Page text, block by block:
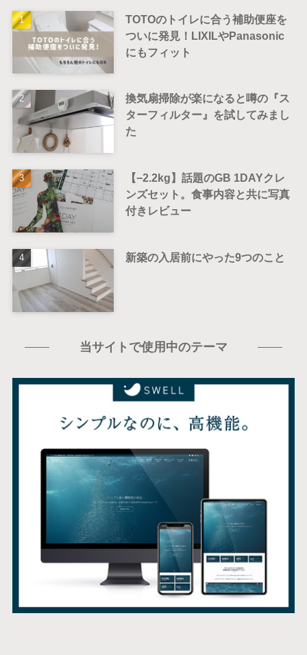
TOTOのトイレに合う補助便座を
ついに発見！LIXILやPanasonic
にもフィット
換気扇掃除が楽になると噂の『ス
ターフィルター』を試してみまし
た
【−2.2kg】話題のGB 1DAYクレ
ンズセット。食事内容と共に写真
付きレビュー
新築の入居前にやった9つのこと
当サイトで使用中のテーマ